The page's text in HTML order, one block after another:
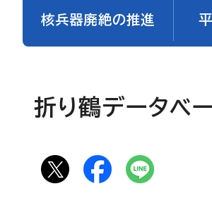
核兵器廃絶の推進
折り鶴データベ